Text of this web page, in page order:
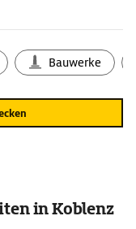
den Natisone
mit
das Museo
das
aus dem 8. Jh.
Bauwerke
in Koblenz